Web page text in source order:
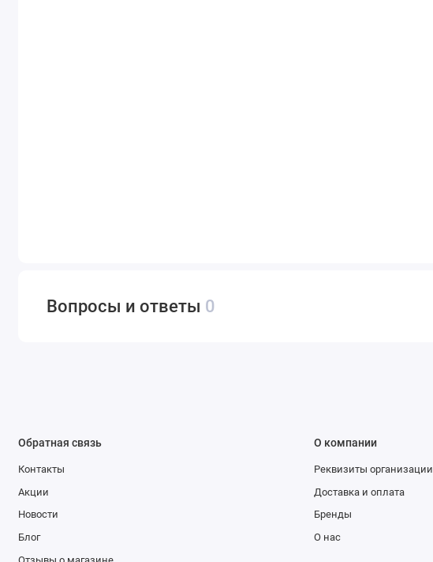
Вопросы и ответы 0
Обратная связь
Контакты
Акции
Новости
Блог
О компании
Реквизиты организации
Доставка и оплата
Бренды
О нас